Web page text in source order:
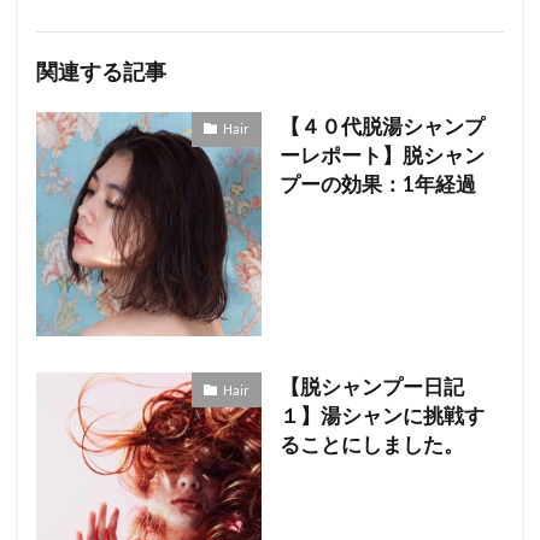
関連する記事
Hair
【４０代脱湯シャンプ
ーレポート】脱シャン
プーの効果：1年経過
Hair
【脱シャンプー日記
１】湯シャンに挑戦す
ることにしました。